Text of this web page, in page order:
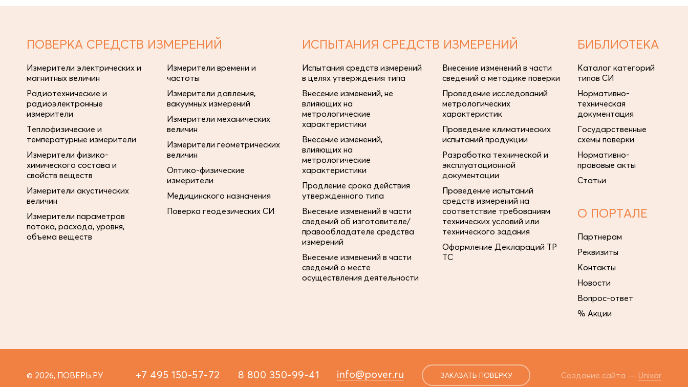
ПОВЕРКА СРЕДСТВ ИЗМЕРЕНИЙ
Измерители электрических и
магнитных величин
Радиотехнические и
радиоэлектронные
измерители
Теплофизические и
температурные измерители
Измерители физико-
химического состава и
свойств веществ
Измерители акустических
величин
Измерители параметров
потока, расхода, уровня,
объема веществ
Измерители времени и
частоты
Измерители давления,
вакуумных измерений
Измерители механических
величин
Измерители геометрических
величин
Оптико-физические
измерители
Медицинского назначения
Поверка геодезических СИ
ИСПЫТАНИЯ СРЕДСТВ ИЗМЕРЕНИЙ
Испытания средств измерений
в целях утверждения типа
Внесение изменений, не
влияющих на
метрологические
характеристики
Внесение изменений,
влияющих на
метрологические
характеристики
Продление срока действия
утвержденного типа
Внесение изменений в части
сведений об изготовителе/
правообладателе средства
измерений
Внесение изменений в части
сведений о месте
осуществления деятельности
Внесение изменений в части
сведений о методике поверки
Проведение исследований
метрологических
характеристик
Проведение климатических
испытаний продукции
Разработка технической и
эксплуатационной
документации
Проведение испытаний
средств измерений на
соответствие требованиям
технических условий или
технического задания
Оформление Деклараций ТР
ТС
БИБЛИОТЕКА
Каталог категорий
типов СИ
Нормативно-
техническая
документация
Государственные
схемы поверки
Нормативно-
правовые акты
Статьи
О ПОРТАЛЕ
Партнерам
Реквизиты
Контакты
Новости
Вопрос-ответ
% Акции
© 2026, ПОВЕРЬ.РУ +7 495 150-57-72 8 800 350-99-41 info@pover.ru ЗАКАЗАТЬ ПОВЕРКУ Создание сайта — Unixar